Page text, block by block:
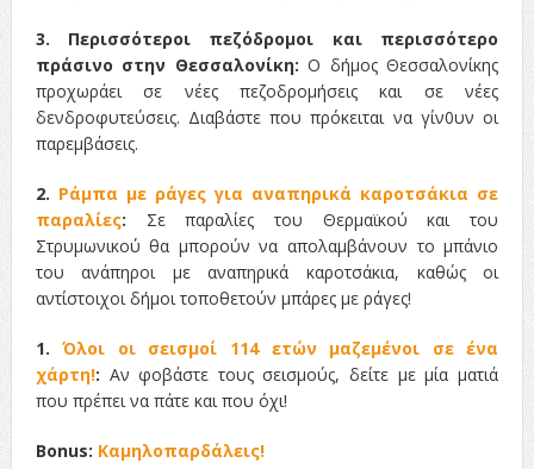
3. Περισσότεροι πεζόδρομοι και περισσότερο
πράσινο στην Θεσσαλονίκη: Ο δήμος Θεσσαλονίκης
προχωράει σε νέες πεζοδρομήσεις και σε νέες
δενδροφυτεύσεις. Διαβάστε που πρόκειται να γίν0υν οι
παρεμβάσεις.
2. Ράμπα με ράγες για αναπηρικά καροτσάκια σε
παραλίες: Σε παραλίες του Θερμαϊκού και του
Στρυμωνικού θα μπορούν να απολαμβάνουν το μπάνιο
του ανάπηροι με αναπηρικά καροτσάκια, καθώς οι
αντίστοιχοι δήμοι τοποθετούν μπάρες με ράγες!
1.Όλοι οι σεισμοί 114 ετών μαζεμένοι σε ένα
χάρτη!: Αν φοβάστε τους σεισμούς, δείτε με μία ματιά
που πρέπει να πάτε και που όχι!
Bonus: Καμηλοπαρδάλεις!